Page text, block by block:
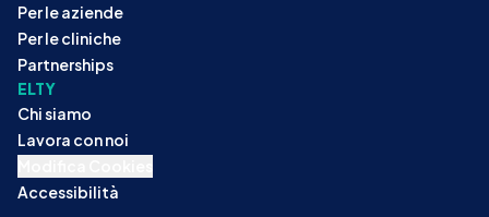
Per le aziende
Per le cliniche
Partnerships
ELTY
Chi siamo
Lavora con noi
Accessibilità